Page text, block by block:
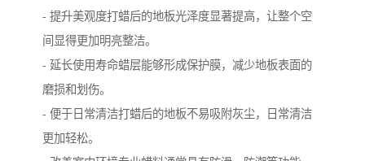
- 提升美观度打蜡后的地板光泽度显著提高，让整个空
间显得更加明亮整洁。
- 延长使用寿命蜡层能够形成保护膜，减少地板表面的
磨损和划伤。
- 便于日常清洁打蜡后的地板不易吸附灰尘，日常清洁
更加轻松。